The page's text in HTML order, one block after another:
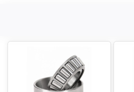
voor opname van axiale en radiale
bestaan uit een uitneembare cone